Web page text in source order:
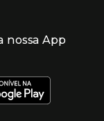
nossa App